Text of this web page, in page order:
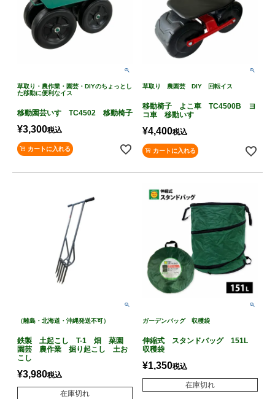
草取り・農作業・園芸・DIYのちょっとし
た移動に便利なイス
移動園芸いす TC4502 移動椅子
¥3,300税込
カートに入れる
草取り 農園芸 DIY 回転イス
移動椅子 よこ車 TC4500B ヨ
コ車 移動いす
¥4,400税込
カートに入れる
（離島・北海道・沖縄発送不可）
鉄製 土起こし T-1 畑 菜園
園芸 農作業 掘り起こし 土お
こし
¥3,980税込
在庫切れ
ガーデンバッグ 収穫袋
伸縮式 スタンドバッグ 151L
収穫袋
¥1,350税込
在庫切れ